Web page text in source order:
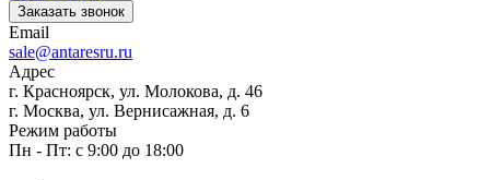
Заказать звонок
Email
sale@antaresru.ru
Адрес
г. Красноярск, ул. Молокова, д. 46
г. Москва, ул. Вернисажная, д. 6
Режим работы
Пн - Пт: с 9:00 до 18:00